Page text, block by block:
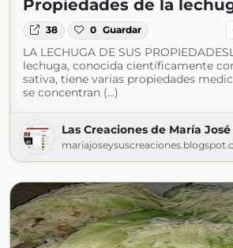
Propiedades de la
38 0 Guardar
LA LECHUGA DE SUS
lechuga, conocida científicamente
sativa, tiene varias propiedades
se concentran (...)
Las Creaciones de María José